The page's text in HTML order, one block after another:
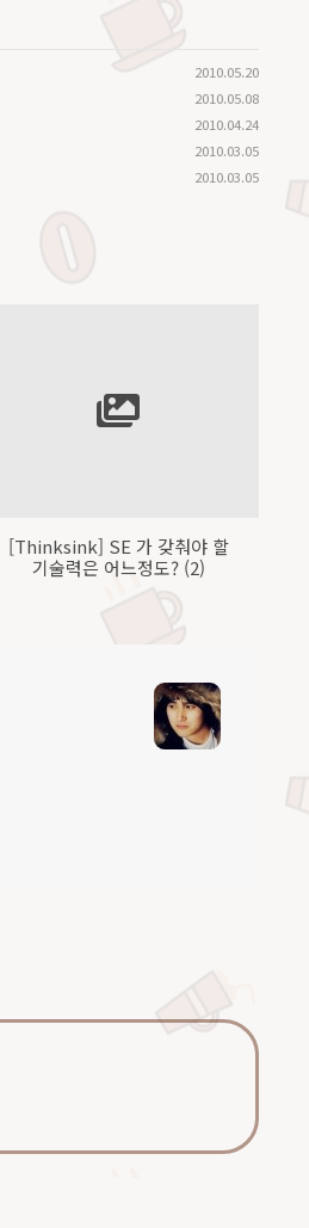
2010.05.20
2010.05.08
2010.04.24
2010.03.05
2010.03.05
[Thinksink] SE 가 갖춰야 할
기술력은 어느정도? (2)